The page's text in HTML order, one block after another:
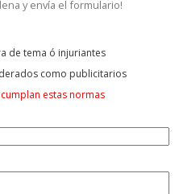
y envía el formulario!
de tema ó injuriantes
como publicitarios
estas normas